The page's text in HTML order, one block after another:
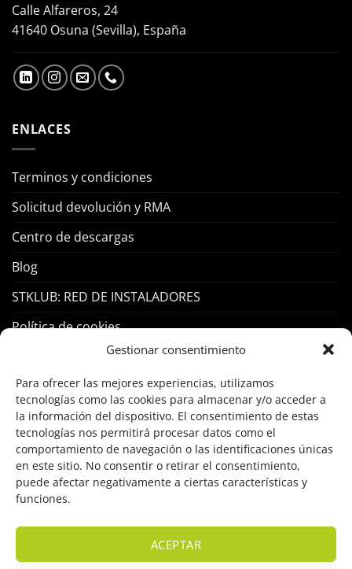
Gestionar consentimiento
Para ofrecer las mejores experiencias, utilizamos
tecnologías como las cookies para almacenar y/o acceder a
la información del dispositivo. El consentimiento de estas
tecnologías nos permitirá procesar datos como el
comportamiento de navegación o las identificaciones únicas
en este sitio. No consentir o retirar el consentimiento,
puede afectar negativamente a ciertas características y
funciones.
ACEPTAR
Calle Alfareros, 24
41640 Osuna (Sevilla), España
ENLACES
Terminos y condiciones
Solicitud devolución y RMA
Centro de descargas
Blog
STKLUB: RED DE INSTALADORES
Política de cookies
Control Acceso
Hogar Inteligente
Incendio
Intrusión